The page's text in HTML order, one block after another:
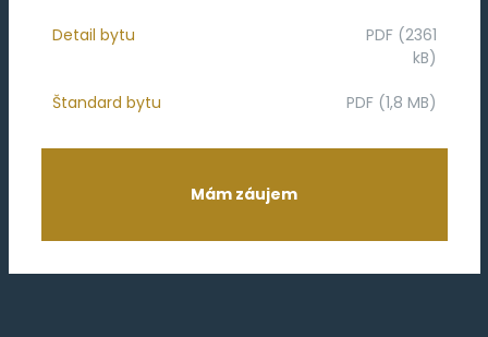
Detail bytu
PDF (2361
kB)
Štandard bytu PDF (1,8 MB)
Mám záujem